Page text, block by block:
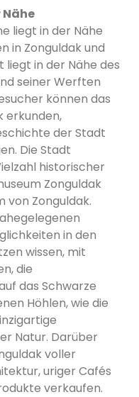
liegt in der Nähe
in Zonguldak und
liegt in der Nähe des
seiner Werften
können das
erkunden,
der Stadt
Die Stadt
historischer
Zonguldak
von Zonguldak.
in den
wissen, mit
die
das Schwarze
Höhlen, wie die
Natur. Darüber
voller
uriger Cafés
verkaufen.